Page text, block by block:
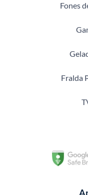
Fones
Fralda